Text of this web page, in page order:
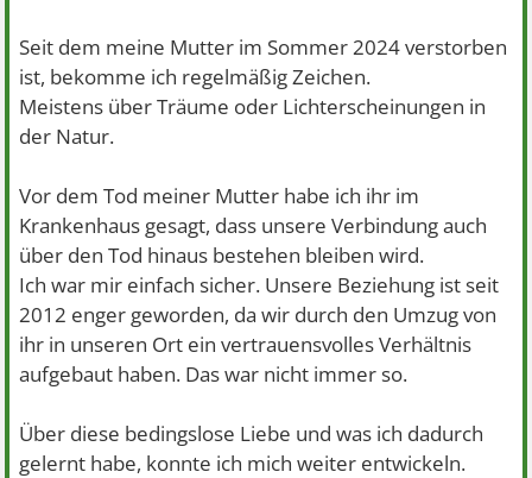
Seit dem meine Mutter im Sommer 2024 verstorben
ist, bekomme ich regelmäßig Zeichen.
Meistens über Träume oder Lichterscheinungen in
der Natur.
Vor dem Tod meiner Mutter habe ich ihr im
Krankenhaus gesagt, dass unsere Verbindung auch
über den Tod hinaus bestehen bleiben wird.
Ich war mir einfach sicher. Unsere Beziehung ist seit
2012 enger geworden, da wir durch den Umzug von
ihr in unseren Ort ein vertrauensvolles Verhältnis
aufgebaut haben. Das war nicht immer so.
Über diese bedingslose Liebe und was ich dadurch
gelernt habe, konnte ich mich weiter entwickeln.